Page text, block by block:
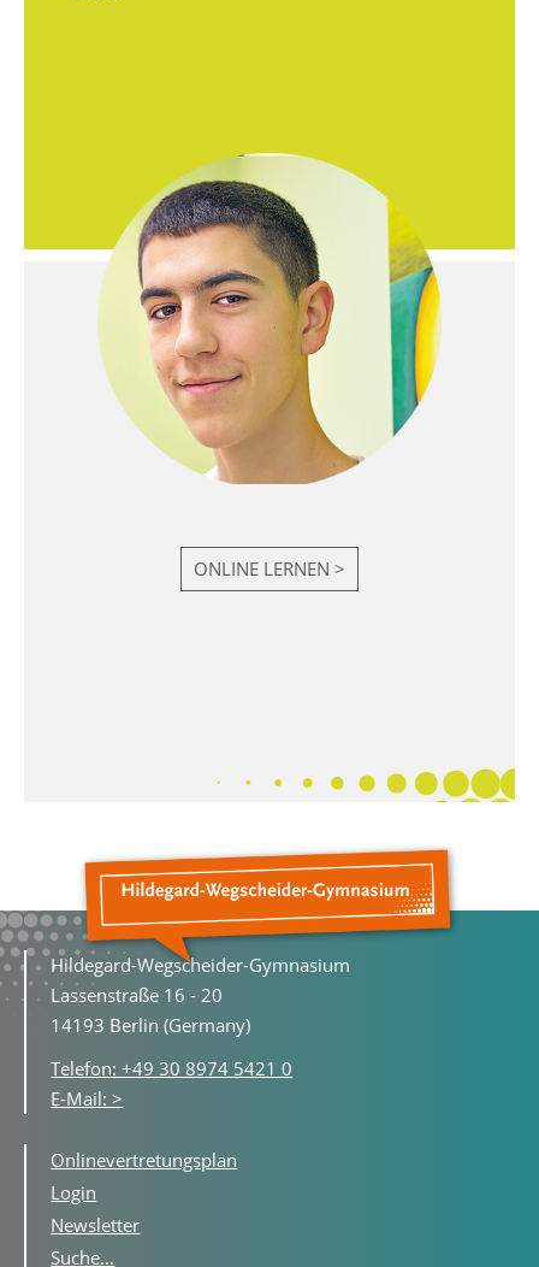
ONLINE LERNEN >
Hildegard-Wegscheider-Gymnasium
Lassenstraße 16 - 20
14193 Berlin (Germany)
Telefon: +49 30 8974 5421 0
E-Mail: >
Onlinevertretungsplan
Login
Newsletter
Suche...